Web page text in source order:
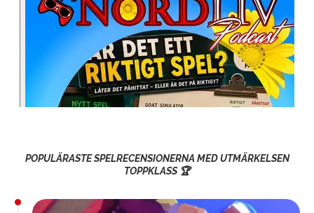
POPULÄRASTE SPELRECENSIONERNA MED UTMÄRKELSEN
TOPPKLASS 🏆